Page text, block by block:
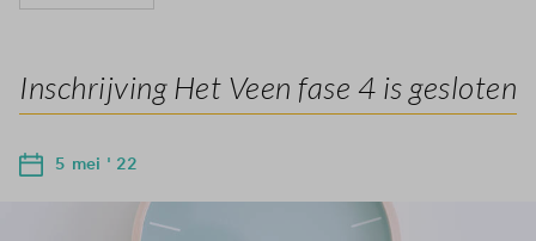
Inschrijving Het Veen fase 4 is gesloten
5 mei ' 22